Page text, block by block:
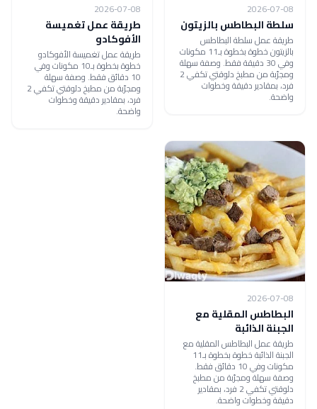
2026-07-08
سلطة البطاطس بالزيتون
طريقة عمل سلطة البطاطس
بالزيتون خطوة بخطوة بـ11 مكونات
وفي 30 دقيقة فقط. وصفة سهلة
ومجرّبة من مطبخ دلوقتي تكفي 2
فرد، بمقادير دقيقة وخطوات
واضحة.
2026-07-08
طريقة عمل تغميسة
الأفوكادو
طريقة عمل تغميسة الأفوكادو
خطوة بخطوة بـ10 مكونات وفي
10 دقائق فقط. وصفة سهلة
ومجرّبة من مطبخ دلوقتي تكفي 2
فرد، بمقادير دقيقة وخطوات
واضحة.
2026-07-08
البطاطس المقلية مع
الجبنة الذائبة
طريقة عمل البطاطس المقلية مع
الجبنة الذائبة خطوة بخطوة بـ11
مكونات وفي 10 دقائق فقط.
وصفة سهلة ومجرّبة من مطبخ
دلوقتي تكفي 2 فرد، بمقادير
دقيقة وخطوات واضحة.